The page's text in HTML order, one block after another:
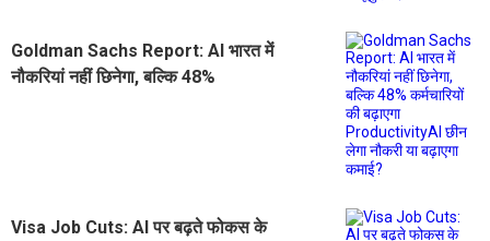
Goldman Sachs Report: AI भारत में
नौकरियां नहीं छिनेगा, बल्कि 48%
Visa Job Cuts: AI पर बढ़ते फोकस के